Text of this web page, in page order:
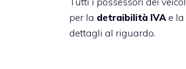
per la detraibilità IVAe la
dettagli al riguardo.